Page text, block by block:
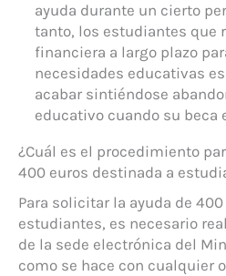
ayuda durante un cierto
tanto, los estudiantes que
financiera a largo plazo
necesidades educativas
acabar sintiéndose
educativo cuando su beca
¿Cuál es el procedimiento
400 euros destinada a
Para solicitar la ayuda de
estudiantes, es necesario
de la sede electrónica del
como se hace con cualquier